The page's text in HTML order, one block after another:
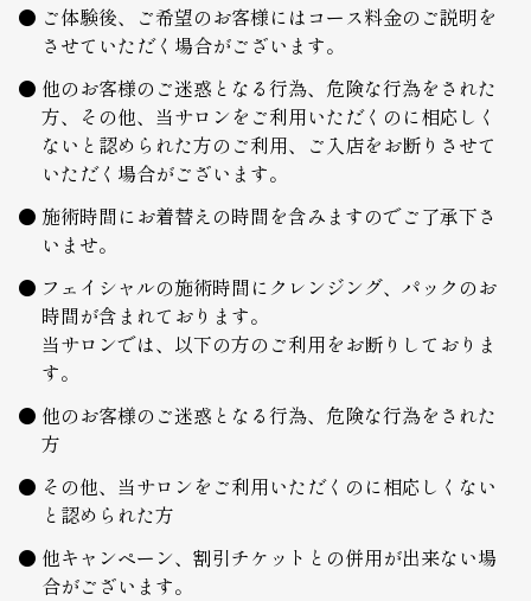
ご体験後、ご希望のお客様にはコース料金のご説明を
させていただく場合がございます。
他のお客様のご迷惑となる行為、危険な行為をされた
方、その他、当サロンをご利用いただくのに相応しく
ないと認められた方のご利用、ご入店をお断りさせて
いただく場合がございます。
施術時間にお着替えの時間を含みますのでご了承下さ
いませ。
フェイシャルの施術時間にクレンジング、パックのお
時間が含まれております。
当サロンでは、以下の方のご利用をお断りしておりま
す。
他のお客様のご迷惑となる行為、危険な行為をされた
方
その他、当サロンをご利用いただくのに相応しくない
と認められた方
他キャンペーン、割引チケットとの併用が出来ない場
合がございます。